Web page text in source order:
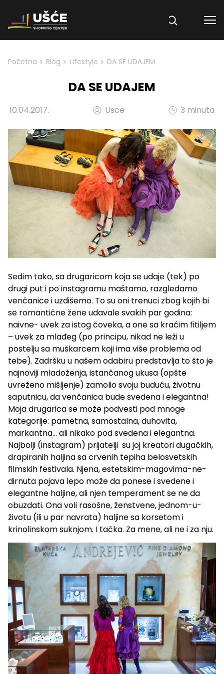
Skip to content
Početna > Blog > Lifestyle > DA SE UDAJEM
DA SE UDAJEM
10.04.2017. Usce 3 minuta
Sedim tako, sa drugaricom koja se udaje (tek) po
drugi put i po instagramu maštamo, razgledamo
venčanice i uzdišemo. To su oni trenuci zbog kojih bi
se romantične žene udavale svakih par godina:
naivne- uvek za istog čoveka, a one sa kraćim fitiljem
– uvek za mlađeg (po principu, nikad ne leži u
postelju sa muškarcem koji ima više problema od
tebe). Zadršku u našem odabiru predstavlja to što je
najnoviji mladoženja, istančanog ukusa (opšte
uvreženo mišljenje) zamolio svoju buduću, životnu
saputnicu, da venčanica bude svedena i elegantna!
Moja drugarica se može podvesti pod mnoge
kategorije: pametna, samostalna, duhovita,
markantna… ali nikako pod svedena i elegantna.
Najbolji (instagram) prijatelji su joj kreatori dugačkih,
drapiranih haljina sa crvenih tepiha belosvetskih
filmskih festivala. Njena, estetskim-magovima-ne-
dirnuta pojava lepo može da ponese i svedene i
elegantne haljine, ali njen temperament se ne da
obuzdati. Ona voli rasošne, ženstvene, jednom-u-
životu (ili u par navrata) haljine sa korsetom i
krinolinskom suknjom. I tačka. Za mene, ali ne i za nju.